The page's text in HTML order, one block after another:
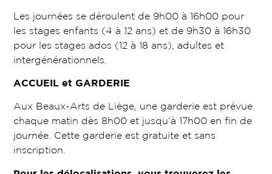
Les journées se déroulent de 9h00 à 16h00 pour
les stages enfants (4 à 12 ans) et de 9h30 à 16h30
pour les stages ados (12 à 18 ans), adultes et
intergénérationnels.
ACCUEIL et GARDERIE
Aux Beaux-Arts de Liège, une garderie est prévue
chaque matin dès 8h00 et jusqu’à 17h00 en fin de
journée. Cette garderie est gratuite et sans
inscription.